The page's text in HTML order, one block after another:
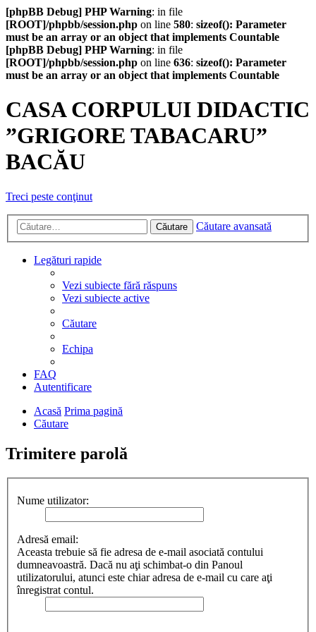
[phpBB Debug] PHP Warning: in file
[ROOT]/phpbb/session.php on line 580: sizeof(): Parameter
must be an array or an object that implements Countable
[phpBB Debug] PHP Warning: in file
[ROOT]/phpbb/session.php on line 636: sizeof(): Parameter
must be an array or an object that implements Countable
CASA CORPULUI DIDACTIC
”GRIGORE TABACARU”
BACĂU
Treci peste conţinut
Căutare Căutare avansată
Legături rapide
Vezi subiecte fără răspuns
Vezi subiecte active
Căutare
Echipa
FAQ
Autentificare
Acasă Prima pagină
Căutare
Trimitere parolă
Nume utilizator:
Adresă email:
Aceasta trebuie să fie adresa de e-mail asociată contului
dumneavoastră. Dacă nu aţi schimbat-o din Panoul
utilizatorului, atunci este chiar adresa de e-mail cu care aţi
înregistrat contul.